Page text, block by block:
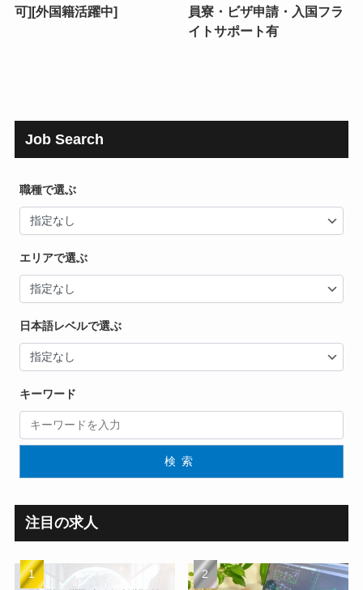
可][外国籍活躍中]
員寮・ビザ申請・入国フラ
イトサポート有
Job Search
職種で選ぶ
エリアで選ぶ
日本語レベルで選ぶ
キーワード
検索
注目の求人